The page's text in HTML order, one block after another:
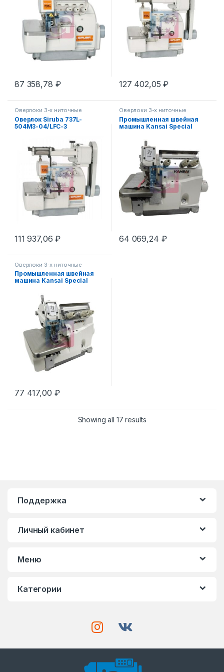
87 358,78 ₽ 127 402,05₽
Оверлоки 3-х ниточные
Оверлок Siruba 737L-
504M3-04/LFC-3
111 937,06₽
Оверлоки 3-х ниточные
Промышленная швейная
машина Kansai Special
64 069,24 ₽
Оверлоки 3-х ниточные
Промышленная швейная
машина Kansai Special
77 417,00 ₽
Showing all 17 results
Поддержка
Личный кабинет
Меню
Категории